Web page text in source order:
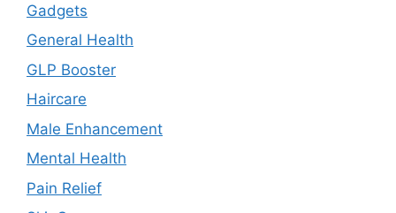
Gadgets
General Health
GLP Booster
Haircare
Male Enhancement
Mental Health
Pain Relief